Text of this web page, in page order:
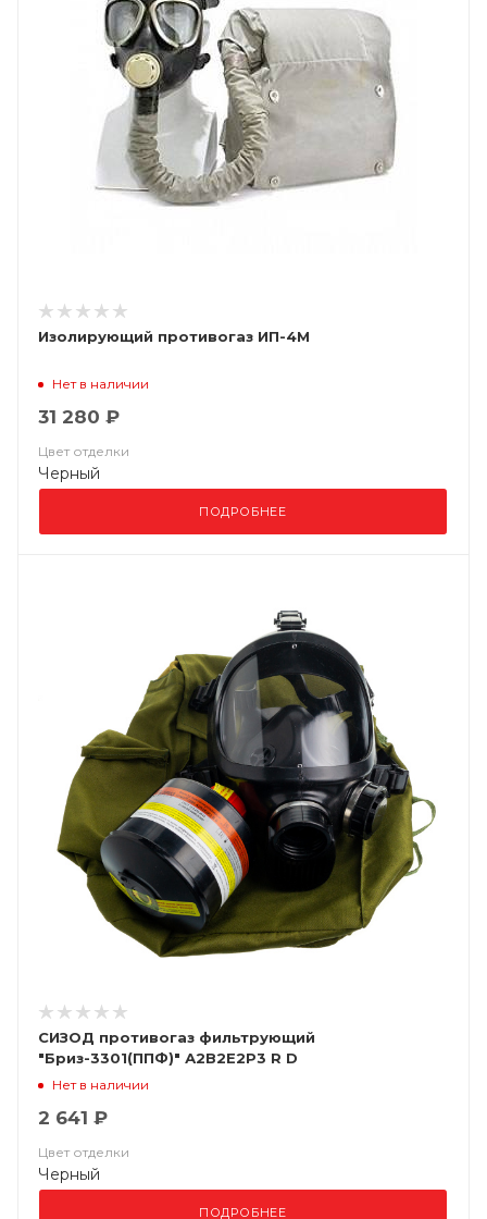
Изолирующий противогаз ИП-4М
Нет в наличии
31 280 ₽
Цвет отделки
Черный
ПОДРОБНЕЕ
СИЗОД противогаз фильтрующий
"Бриз-3301(ППФ)" А2В2Е2Р3 R D
Нет в наличии
2 641 ₽
Цвет отделки
Черный
ПОДРОБНЕЕ